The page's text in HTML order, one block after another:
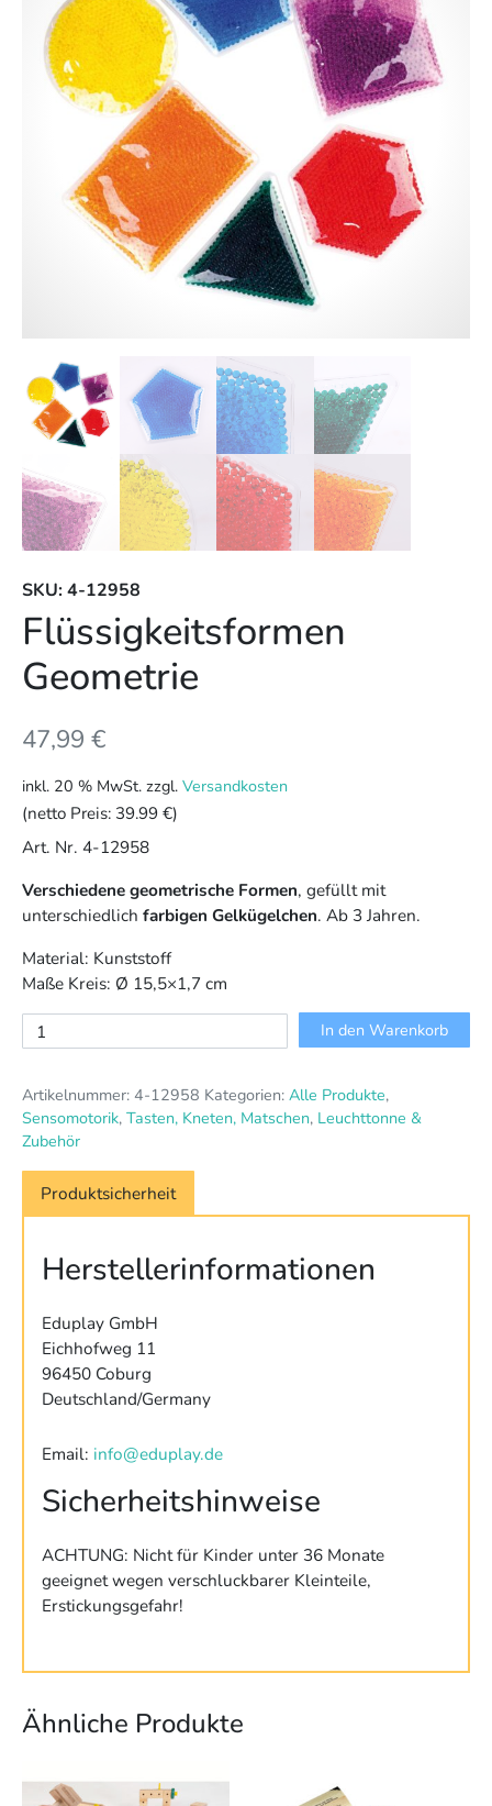
SKU: 4-12958
Flüssigkeitsformen
Geometrie
47,99 €
inkl. 20 % MwSt. zzgl. Versandkosten
(netto Preis: 39.99 €)
Art. Nr. 4-12958
Verschiedene geometrische Formen, gefüllt mit
unterschiedlich farbigen Gelkügelchen. Ab 3 Jahren.
Material: Kunststoff
Maße Kreis: Ø 15,5×1,7 cm
Flüssigkeitsformen
Geometrie
In den Warenkorb
Artikelnummer: 4-12958 Kategorien: Alle Produkte,
Sensomotorik, Tasten, Kneten, Matschen, Leuchttonne &
Zubehör
Produktsicherheit
Herstellerinformationen
Eduplay GmbH
Eichhofweg 11
96450 Coburg
Deutschland/Germany
Email: info@eduplay.de
Sicherheitshinweise
ACHTUNG: Nicht für Kinder unter 36 Monate
geeignet wegen verschluckbarer Kleinteile,
Erstickungsgefahr!
Ähnliche Produkte